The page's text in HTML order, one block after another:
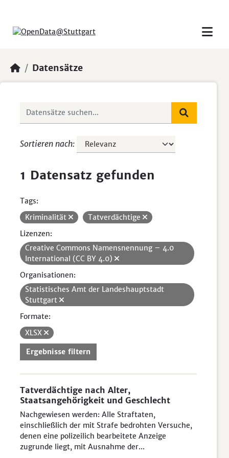
Datensätze
Sortieren nach
1 Datensatz gefunden
Tags:
Kriminalität
Tatverdächtige
Lizenzen:
Creative Commons Namensnennung – 4.0
International (CC BY 4.0)
Organisationen:
Statistisches Amt der Landeshauptstadt
Stuttgart
Formate:
XLSX
Ergebnisse filtern
Tatverdächtige nach Alter,
Staatsangehörigkeit und Geschlecht
Nachgewiesen werden: Alle Straftaten,
einschließlich der mit Strafe bedrohten Versuche,
denen eine polizeilich bearbeitete Anzeige
zugrunde liegt, mit Ausnahme der...